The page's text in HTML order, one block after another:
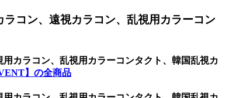
コン、遠視カラコン、乱視用カラーコン
カラコン、乱視用カラーコンタクト、韓国乱視カ
】の全商品